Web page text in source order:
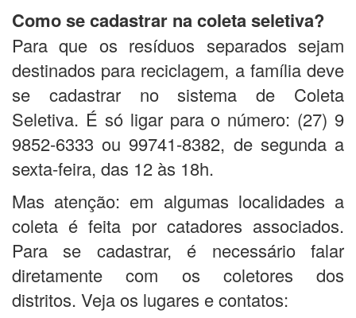
Como se cadastrar na coleta seletiva?
Para que os resíduos separados sejam
destinados para reciclagem, a família deve
se cadastrar no sistema de Coleta
Seletiva. É só ligar para o número: (27) 9
9852-6333 ou 99741-8382, de segunda a
sexta-feira, das 12 às 18h.
Mas atenção: em algumas localidades a
coleta é feita por catadores associados.
Para se cadastrar, é necessário falar
diretamente com os coletores dos
distritos. Veja os lugares e contatos: